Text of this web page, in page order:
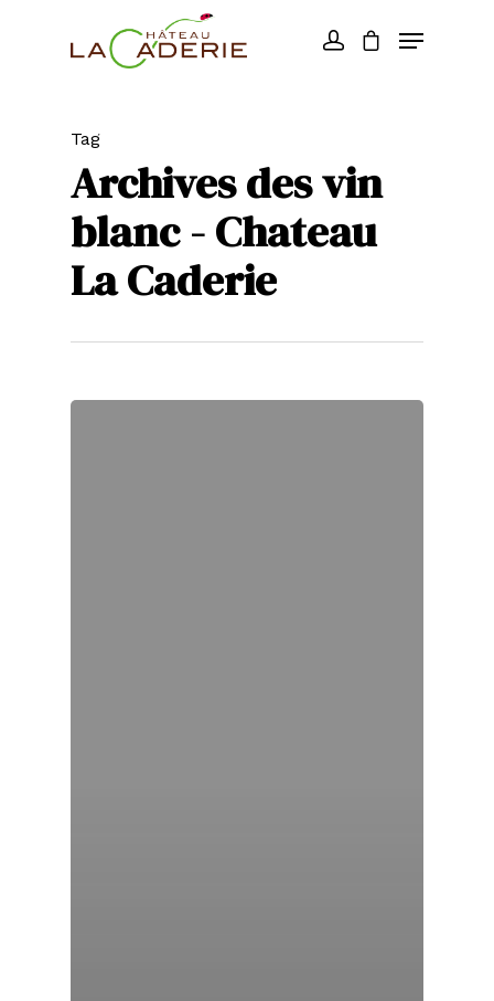
Tag
Archives des vin
blanc - Chateau
La Caderie